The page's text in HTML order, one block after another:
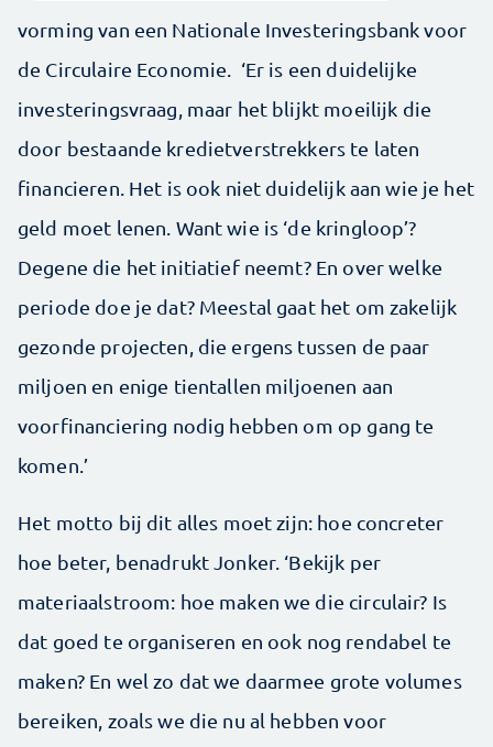
vorming van een Nationale Investeringsbank voor
de Circulaire Economie. ‘Er is een duidelijke
investeringsvraag, maar het blijkt moeilijk die
door bestaande kredietverstrekkers te laten
financieren. Het is ook niet duidelijk aan wie je het
geld moet lenen. Want wie is ‘de kringloop’?
Degene die het initiatief neemt? En over welke
periode doe je dat? Meestal gaat het om zakelijk
gezonde projecten, die ergens tussen de paar
miljoen en enige tientallen miljoenen aan
voorfinanciering nodig hebben om op gang te
komen.’
Het motto bij dit alles moet zijn: hoe concreter
hoe beter, benadrukt Jonker. ‘Bekijk per
materiaalstroom: hoe maken we die circulair? Is
dat goed te organiseren en ook nog rendabel te
maken? En wel zo dat we daarmee grote volumes
bereiken, zoals we die nu al hebben voor